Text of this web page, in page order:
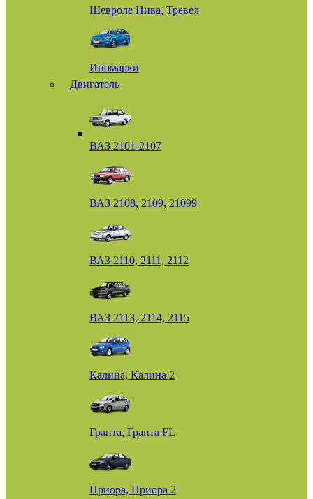
Шевроле Нива, Тревел
Иномарки
Двигатель
ВАЗ 2101-2107
ВАЗ 2108, 2109, 21099
ВАЗ 2110, 2111, 2112
ВАЗ 2113, 2114, 2115
Калина, Калина 2
Гранта, Гранта FL
Приора, Приора 2